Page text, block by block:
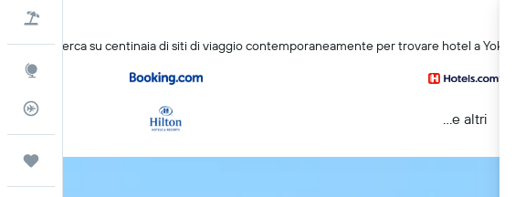
Trips
KAYAK cerca su centinaia di siti di viaggio contemporaneamente per trovare hotel a Yokote
...e altri